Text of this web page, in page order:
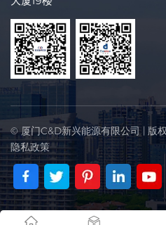
© 厦门C&D新兴能源有限公司 | 版
隐私政策